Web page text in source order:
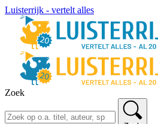
Luisterrijk - vertelt alles
Zoek